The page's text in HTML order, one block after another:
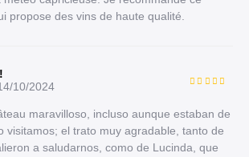
propose des vins de haute qualité.
10/2024
maravilloso, incluso aunque estaban de
visitamos; el trato muy agradable, tanto de
a saludarnos, como de Lucinda, que